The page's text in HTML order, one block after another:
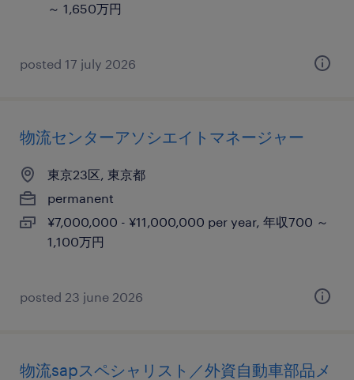
～ 1,650万円
posted 17 july 2026
物流センターアソシエイトマネージャー
東京23区, 東京都
permanent
¥7,000,000 - ¥11,000,000 per year, 年収700 ～
1,100万円
posted 23 june 2026
物流sapスペシャリスト／外資自動車部品メ